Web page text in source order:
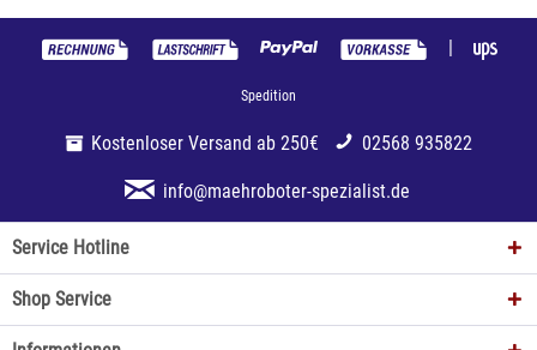
|
Spedition
Kostenloser Versand ab 250€ 02568 935822
info@maehroboter-spezialist.de
Service Hotline
Shop Service